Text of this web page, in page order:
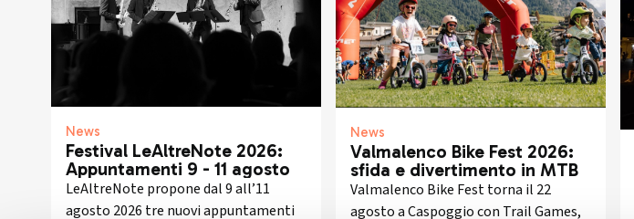
News
Festival LeAltreNote 2026:
Appuntamenti 9 - 11 agosto
LeAltreNote propone dal 9 all’11
agosto 2026 tre nuovi appuntamenti
News
Valmalenco Bike Fest 2026:
sfida e divertimento in MTB
Valmalenco Bike Fest torna il 22
agosto a Caspoggio con Trail Games,